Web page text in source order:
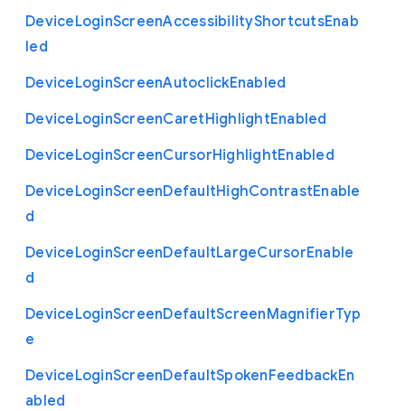
DeviceLoginScreenAccessibilityShortcutsEnab
led
DeviceLoginScreenAutoclickEnabled
DeviceLoginScreenCaretHighlightEnabled
DeviceLoginScreenCursorHighlightEnabled
DeviceLoginScreenDefaultHighContrastEnable
d
DeviceLoginScreenDefaultLargeCursorEnable
d
DeviceLoginScreenDefaultScreenMagnifierTyp
e
DeviceLoginScreenDefaultSpokenFeedbackEn
abled